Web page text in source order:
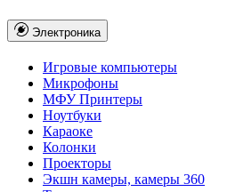
Электроника
Игровые компьютеры
Микрофоны
МФУ Принтеры
Ноутбуки
Караоке
Колонки
Проекторы
Экшн камеры, камеры 360